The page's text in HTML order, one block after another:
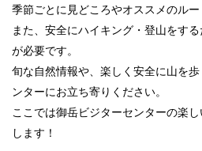
季節ごとに見どころやオススメのルー
また、安全にハイキング・登山をす
が必要です。
旬な自然情報や、楽しく安全に山を
ンターにお立ち寄りください。
ここでは御岳ビジターセンターの楽
します！